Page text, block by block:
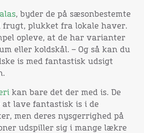
, byder de på sæsonbestemte
frugt, plukket fra lokale haver.
opleve, at de har varianter
eller koldskål. – Og så kan du
is med fantastisk udsigt
kan bare det der med is. De
lave fantastisk is i de
men deres nysgerrighed på
udspiller sig i mange lækre